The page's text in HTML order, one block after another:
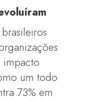
impacto
um todo
73% em